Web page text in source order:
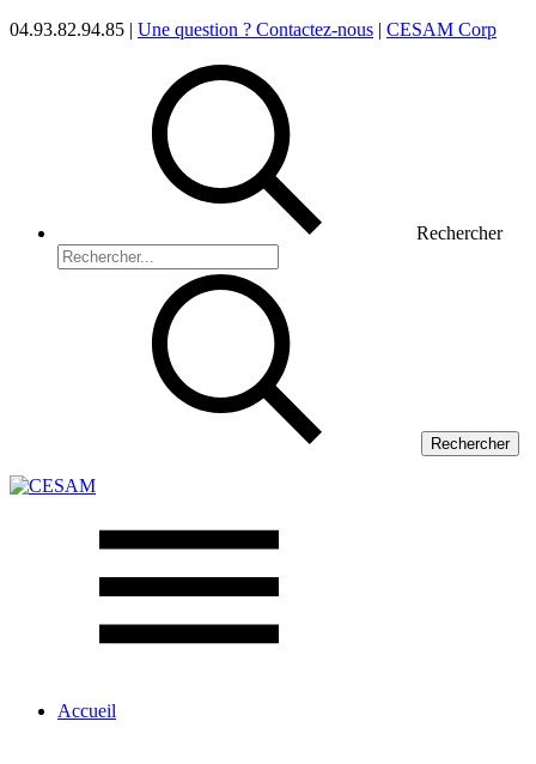
04.93.82.94.85 | Une question ? Contactez-nous | CESAM Corp
Rechercher
Rechercher
Accueil